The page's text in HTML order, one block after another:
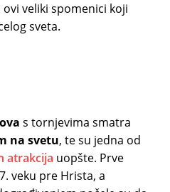
veliki spomenici koji
sveta.
s tornjevima smatra
na svetu, te su jedna od
atrakcija uopšte. Prve
veku pre Hrista, a